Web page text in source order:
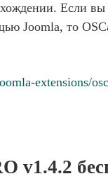
Если вы
Joomla, то
extensions/
v1.4.2